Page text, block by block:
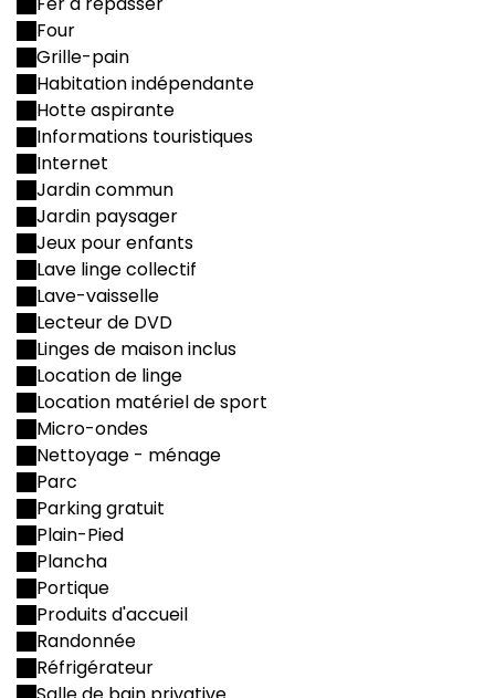
Four
Grille-pain
Habitation indépendante
Hotte aspirante
Informations touristiques
Internet
Jardin commun
Jardin paysager
Jeux pour enfants
Lave linge collectif
Lave-vaisselle
Lecteur de DVD
Linges de maison inclus
Location de linge
Location matériel de sport
Micro-ondes
Nettoyage - ménage
Parc
Parking gratuit
Plain-Pied
Plancha
Portique
Produits d'accueil
Randonnée
Réfrigérateur